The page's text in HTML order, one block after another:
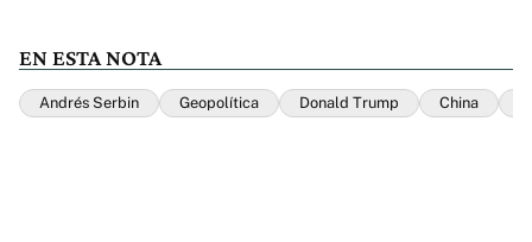
EN ESTA NOTA
Andrés Serbin Geopolítica Donald Trump China